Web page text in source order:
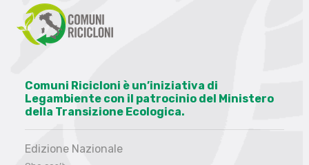
Comuni Ricicloni è un’iniziativa di
Legambiente con il patrocinio del Ministero
della Transizione Ecologica.
Edizione Nazionale